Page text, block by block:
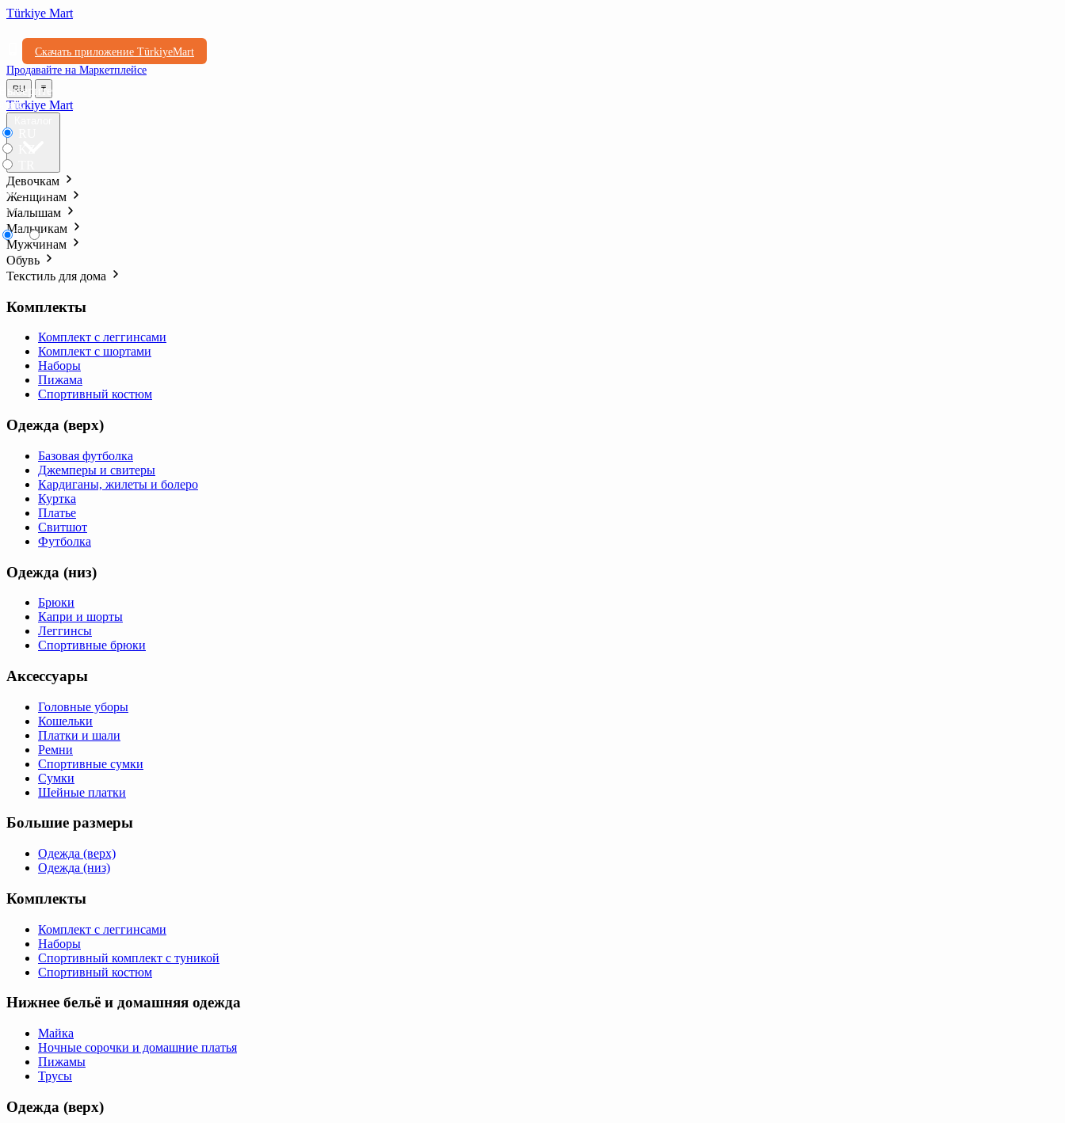
Türkiye Mart
Скачать приложение TürkiyeMart
Продавайте на Маркетплейсе
RU ₸
₸ ₺l
Türkiye Mart
Девочкам
Женщинам
Малышам
Мальчикам
Мужчинам
Обувь
Текстиль для дома
Комплекты
Комплект с леггинсами
Комплект с шортами
Наборы
Пижама
Спортивный костюм
Одежда (верх)
Базовая футболка
Джемперы и свитеры
Кардиганы, жилеты и болеро
Куртка
Платье
Свитшот
Футболка
Одежда (низ)
Брюки
Капри и шорты
Леггинсы
Спортивные брюки
Аксессуары
Головные уборы
Кошельки
Платки и шали
Ремни
Спортивные сумки
Сумки
Шейные платки
Большие размеры
Одежда (верх)
Одежда (низ)
Комплекты
Комплект с леггинсами
Наборы
Спортивный комплект с туникой
Спортивный костюм
Нижнее бельё и домашняя одежда
Майка
Ночные сорочки и домашние платья
Пижамы
Трусы
Одежда (верх)